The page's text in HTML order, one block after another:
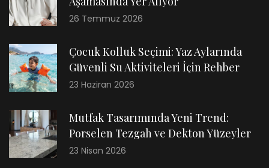
26 Temmuz 2026
Çocuk Kolluk Seçimi: Yaz Aylarında
Güvenli Su Aktiviteleri İçin Rehber
23 Haziran 2026
Mutfak Tasarımında Yeni Trend:
Porselen Tezgah ve Dekton Yüzeyler
23 Nisan 2026